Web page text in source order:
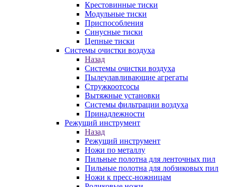
Крестовинные тиски
Модульные тиски
Приспособления
Синусные тиски
Цепные тиски
Системы очистки воздуха
Назад
Системы очистки воздуха
Пылеулавливающие агрегаты
Стружкоотсосы
Вытяжные установки
Системы фильтрации воздуха
Принадлежности
Режущий инструмент
Назад
Режущий инструмент
Ножи по металлу
Пильные полотна для ленточных пил
Пильные полотна для лобзиковых пил
Ножи к пресс-ножницам